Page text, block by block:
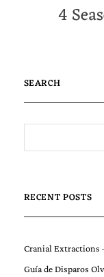
4
SEARCH
RECENT POSTS
Cranial Extractions
Guía de Disparos